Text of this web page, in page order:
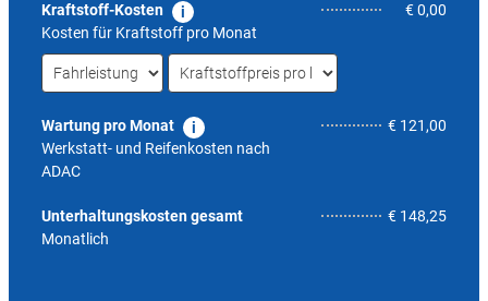
Kraftstoff-Kosten
Kosten für Kraftstoff pro Monat
€ 0,00
Wartung pro Monat
Werkstatt- und Reifenkosten nach
ADAC
€ 121,00
Unterhaltungskosten gesamt
Monatlich
€ 148,258,4